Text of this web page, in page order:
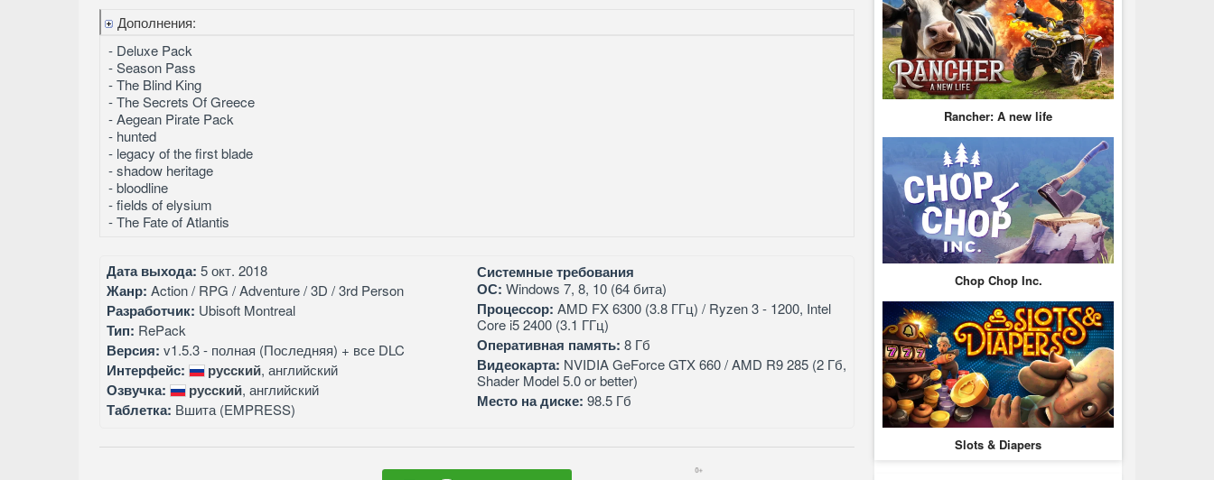
Дополнения:
- Deluxe Pack
- Season Pass
- The Blind King
- The Secrets Of Greece
- Aegean Pirate Pack
- hunted
- legacy of the first blade
- shadow heritage
- bloodline
- fields of elysium
- The Fate of Atlantis
Дата выхода: 5 окт. 2018
Жанр: Action / RPG / Adventure / 3D / 3rd Person
Разработчик: Ubisoft Montreal
Тип: RePack
Версия: v1.5.3 - полная (Последняя) + все DLC
Интерфейс: русский, английский
Озвучка: русский, английский
Таблетка: Вшита (EMPRESS)
Системные требования
ОС: Windows 7, 8, 10 (64 бита)
Процессор: AMD FX 6300 (3.8 ГГц) / Ryzen 3 - 1200, Intel
Core i5 2400 (3.1 ГГц)
Оперативная память: 8 Гб
Видеокарта: NVIDIA GeForce GTX 660 / AMD R9 285 (2 Гб,
Shader Model 5.0 or better)
Место на диске: 98.5 Гб
Rancher: A new life
Chop Chop Inc.
Slots & Diapers